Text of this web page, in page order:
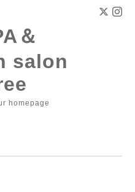
＆
salon
homepage